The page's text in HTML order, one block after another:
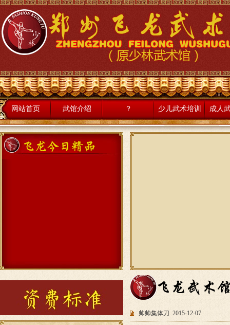
网站首页 武馆介绍 ？ 少儿武术培训 成人
帅帅集体刀 2015-12-07